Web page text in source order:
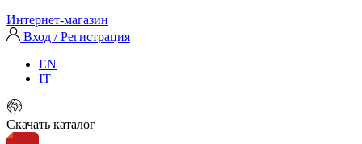
Интернет-магазин
Вход / Регистрация
EN
IT
Скачать каталог